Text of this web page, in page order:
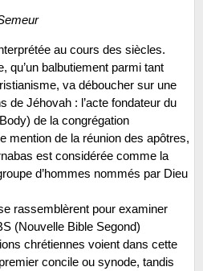
au cours des siècles.
qu’un balbutiement parmi tant
va déboucher sur une
de Jéhovah : l’acte fondateur du
de la congrégation
mention de la réunion des apôtres,
est considérée comme la
d’hommes nommés par Dieu
rassemblèrent pour examiner
(Nouvelle Bible Segond)
chrétiennes voient dans cette
concile ou synode, tandis